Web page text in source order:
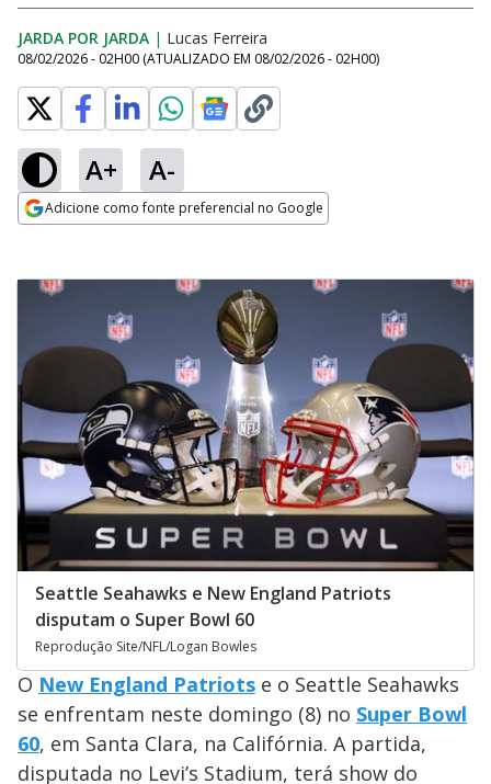
JARDA POR JARDA | Lucas Ferreira
08/02/2026 - 02H00 (ATUALIZADO EM 08/02/2026 - 02H00)
A+ A-
Adicione como fonte preferencial no Google
Seattle Seahawks e New England Patriots
disputam o Super Bowl 60
Reprodução Site/NFL/Logan Bowles
O New England Patriots e o Seattle Seahawks
se enfrentam neste domingo (8) no Super Bowl
60, em Santa Clara, na Califórnia. A partida,
disputada no Levi’s Stadium, terá show do